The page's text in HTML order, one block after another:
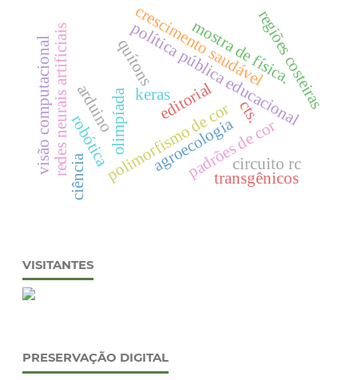
editorial
olimpíadapolítica pública educacional
padrões de cor
polimorfismo de cor
quítons regiões costeiras
robótica
redes neurais artificiais
visão computacional keras
crescimento saudável
mostra de física.
transgênicos
cts.
agroecologia
ciência
arduino
circuito rc
VISITANTES
PRESERVAÇÃO DIGITAL